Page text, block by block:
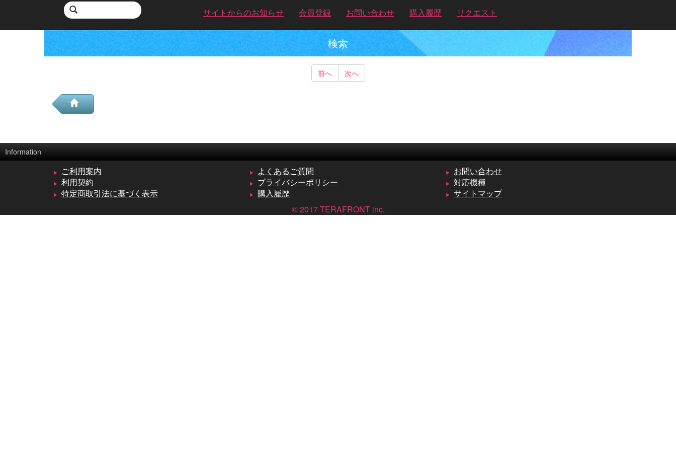
サイトからのお知らせ 会員登録 お問い合わせ 購入履歴 リクエスト
検索
前へ 次へ
Information
ご利用案内 よくあるご質問
お問い合わせ
利用契約
プライバシーポリシー
対応機種
特定商取引法に基づく表示
購入履歴
サイトマップ
© 2017 TERAFRONT inc.